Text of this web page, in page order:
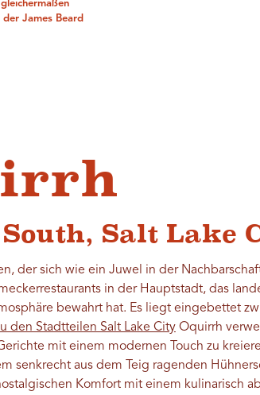
James Beard
South, Salt Lake
der sich wie ein Juwel in der
in der Hauptstadt, das
bewahrt hat. Es liegt eingebettet
den Stadtteilen Salt Lake CityOquirrh
mit einem modernen Touch zu
senkrecht aus dem Teig ragenden
Komfort mit einem kulinarisch